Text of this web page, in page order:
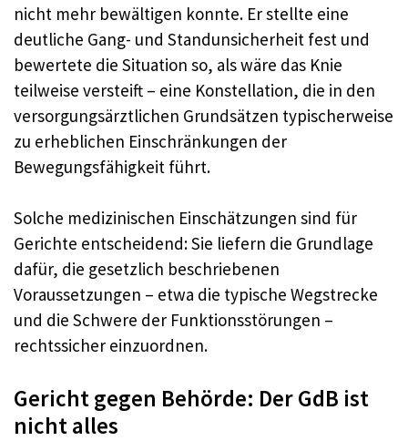
nicht mehr bewältigen konnte. Er stellte eine
deutliche Gang- und Standunsicherheit fest und
bewertete die Situation so, als wäre das Knie
teilweise versteift – eine Konstellation, die in den
versorgungsärztlichen Grundsätzen typischerweise
zu erheblichen Einschränkungen der
Bewegungsfähigkeit führt.
Solche medizinischen Einschätzungen sind für
Gerichte entscheidend: Sie liefern die Grundlage
dafür, die gesetzlich beschriebenen
Voraussetzungen – etwa die typische Wegstrecke
und die Schwere der Funktionsstörungen –
rechtssicher einzuordnen.
Gericht gegen Behörde: Der GdB ist
nicht alles